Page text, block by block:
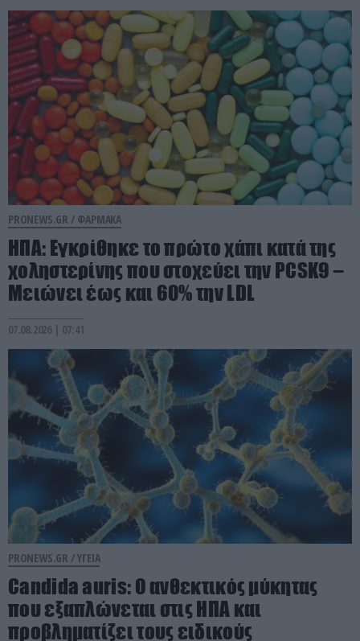
PRONEWS.GR / ΦΑΡΜΑΚΑ
ΗΠΑ: Εγκρίθηκε το πρώτο χάπι κατά της
χοληστερίνης που στοχεύει την PCSK9 –
Μειώνει έως και 60% την LDL
07.08.2026 | 07:41
PRONEWS.GR /ΥΓΕΙΑ
Candida auris: Ο ανθεκτικός μύκητας
που εξαπλώνεται στις ΗΠΑ και
προβληματίζει τους ειδικούς